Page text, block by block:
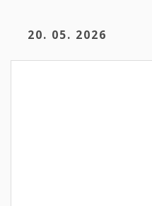
20. 05. 2026